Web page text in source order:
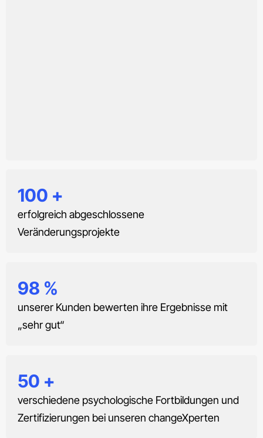
100 +
erfolgreich abgeschlossene
Veränderungsprojekte
98 %
unserer Kunden bewerten ihre Ergebnisse mit
„sehr gut“
50 +
verschiedene psychologische Fortbildungen und
Zertifizierungen bei unseren changeXperten